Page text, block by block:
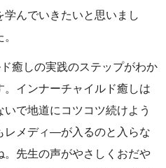
んでいきたいと思いまし
癒しの実践のステップがわか
。インナーチャイルド癒しは
で地道にコツコツ続けよう
レメディ―が入るのと入らな
先生の声がやさしくおだや